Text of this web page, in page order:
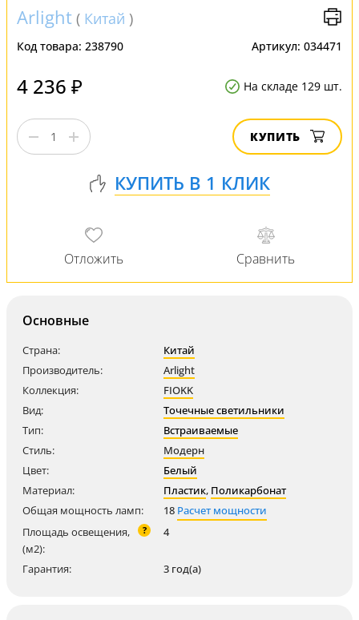
Arlight ( Китай )
Код товара: 238790 Артикул: 034471
4 236 ₽ На складе 129 шт.
КУПИТЬ
Основные
Страна:
Китай
Производитель:
Arlight
Коллекция:
FIOKK
Вид:
Точечные светильники
Тип:
Встраиваемые
Стиль:
Модерн
Цвет:
Белый
Материал:
Пластик, Поликарбонат
Общая мощность ламп:
18 Расчет мощности
Площадь освещения,
(м2):
? 4
Гарантия: 3 год(а)